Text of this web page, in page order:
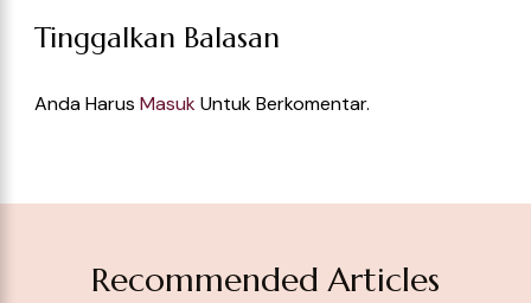
Tinggalkan Balasan
Anda Harus MasukUntuk Berkomentar.
Recommended Articles